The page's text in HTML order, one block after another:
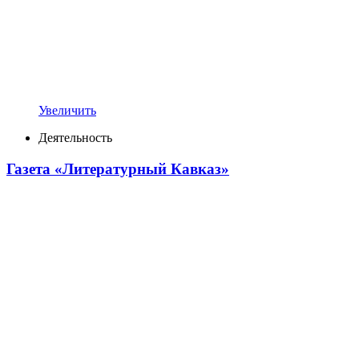
Увеличить
Деятельность
Газета «Литературный Кавказ»